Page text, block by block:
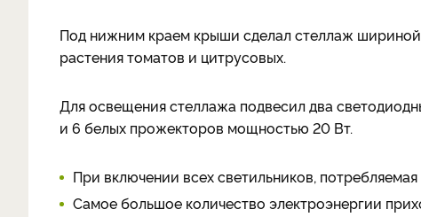
Под нижним краем крыши сделал стеллаж шириной
растения томатов и цитрусовых.
Для освещения стеллажа подвесил два
и 6 белых прожекторов мощностью 20 Вт.
При включении всех светильников,
Самое большое количество электроэнергии